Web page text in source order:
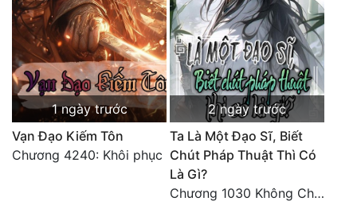
1 ngày trước
Vạn Đạo Kiếm Tôn
Chương 4240: Khôi phục
2 ngày trước
Ta Là Một Đạo Sĩ, Biết
Chút Pháp Thuật Thì Có
Là Gì?
Chương 1030 Không Chi Hoàng Nguyên Đại Hư